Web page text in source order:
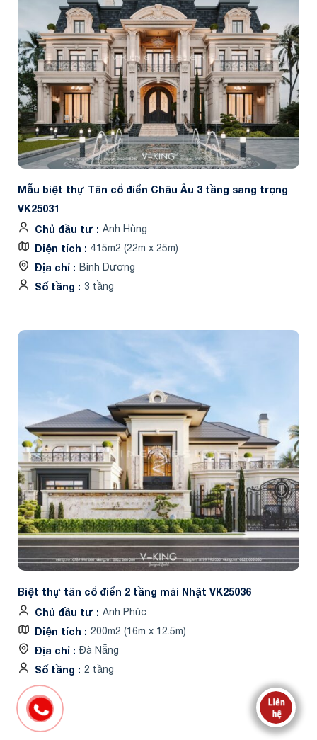
Mẫu biệt thự Tân cổ điển Châu Âu 3 tầng sang trọng
VK25031
Chủ đầu tư
Anh Hùng
Diện tích 415m2 (22m x 25m)
Địa chỉ Bình Dương
Số tầng 3 tầng
Biệt thự tân cổ điển 2 tầng mái Nhật VK25036
Chủ đầu tư
Anh Phúc
Diện tích 200m2 (16m x 12.5m)
Địa chỉ Đà Nẵng
Số tầng 2 tầng